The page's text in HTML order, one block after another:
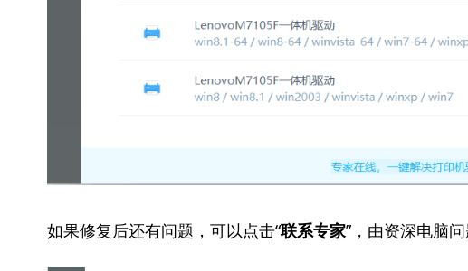
如果修复后还有问题，可以点击“联系专家”，由资深电脑